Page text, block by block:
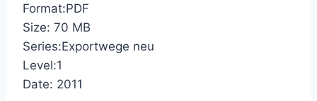
Format:PDF
Size: 70 MB
Series:Exportwege neu
Level:1
Date: 2011